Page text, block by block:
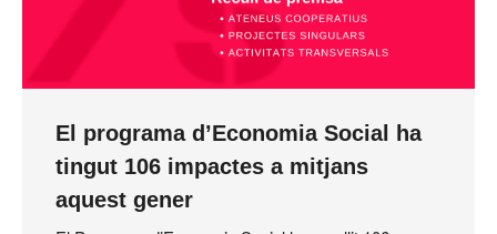
El programa d’Economia Social ha
tingut 106 impactes a mitjans
aquest gener